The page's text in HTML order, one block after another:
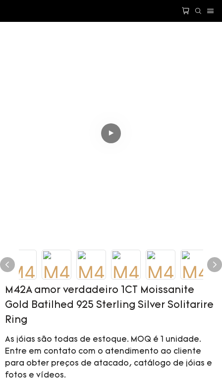
M42A amor verdadeiro 1CT Moissanite
Gold Batilhed 925 Sterling Silver Solitarire
Ring
As jóias são todas de estoque. MOQ é 1 unidade.
Entre em contato com o atendimento ao cliente
para obter preços de atacado, catálogo de jóias e
fotos e vídeos.